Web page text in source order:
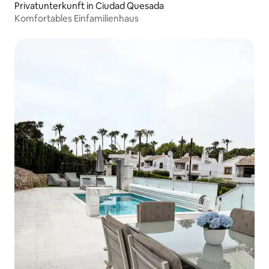
Privatunterkunft in Ciudad Quesada
Komfortables Einfamilienhaus